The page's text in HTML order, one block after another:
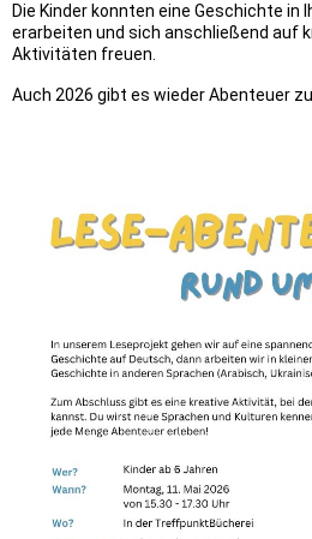
Die Kinder konnten eine Geschichte in
erarbeiten und sich anschließend auf
Aktivitäten freuen.
Auch 2026 gibt es wieder Abenteuer zu